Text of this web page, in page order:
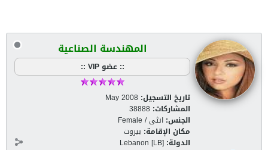
المهندسة الصناعية
:: عضو VIP ::
تاريخ التسجيل: May 2008
المشاركات: 38888
الجنس: انثى / Female
مكان الإقامة: بيروت
الدولة: Lebanon [LB]